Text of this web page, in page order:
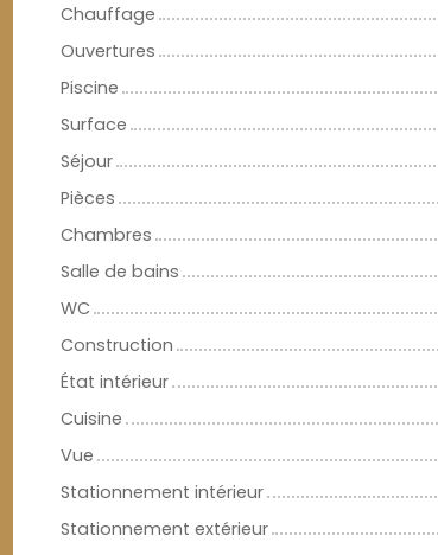
Chauffage
Ouvertures
Piscine
Surface
Séjour
Pièces
Chambres
Salle de bains
WC
Construction
État intérieur
Cuisine
Vue
Stationnement intérieur
Stationnement extérieur